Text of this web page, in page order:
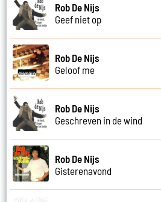
Rob De Nijs
Geef niet op
Rob De Nijs
Geloof me
Rob De Nijs
Geschreven in de wind
Rob De Nijs
Gisterenavond